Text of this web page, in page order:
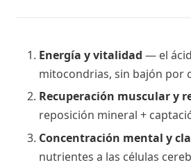
Energía y vitalidad — el
mitocondrias, sin bajón por
Recuperación muscular y
reposición mineral +
Concentración mental y
nutrientes a las células